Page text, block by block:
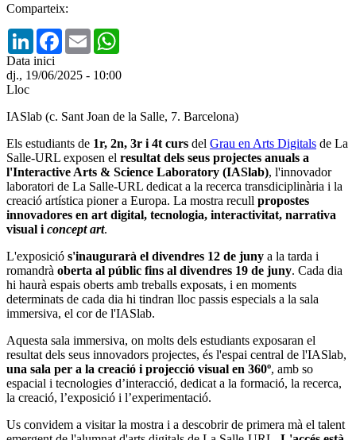
Comparteix:
LinkedInFacebook
Email
Data inici
dj., 19/06/2025 - 10:00
Lloc
IASlab (c. Sant Joan de la Salle, 7. Barcelona)
Els estudiants de 1r, 2n, 3r i 4t curs del Grau en Arts Digitals de La
Salle-URL exposen el resultat dels seus projectes anuals a
l'Interactive Arts & Science Laboratory (IASlab), l'innovador
laboratori de La Salle-URL dedicat a la recerca transdiciplinària i la
creació artística pioner a Europa. La mostra recull propostes
innovadores en art digital, tecnologia, interactivitat, narrativa
visual i concept art.
L'exposició s'inaugurarà el divendres 12 de juny a la tarda i
romandrà oberta al públic fins al divendres 19 de juny. Cada dia
hi haurà espais oberts amb treballs exposats, i en moments
determinats de cada dia hi tindran lloc passis especials a la sala
immersiva, el cor de l'IASlab.
Aquesta sala immersiva, on molts dels estudiants exposaran el
resultat dels seus innovadors projectes, és l'espai central de l'IASlab,
una sala per a la creació i projecció visual en 360º, amb so
espacial i tecnologies d’interacció, dedicat a la formació, la recerca,
la creació, l’exposició i l’experimentació.
Us convidem a visitar la mostra i a descobrir de primera mà el talent